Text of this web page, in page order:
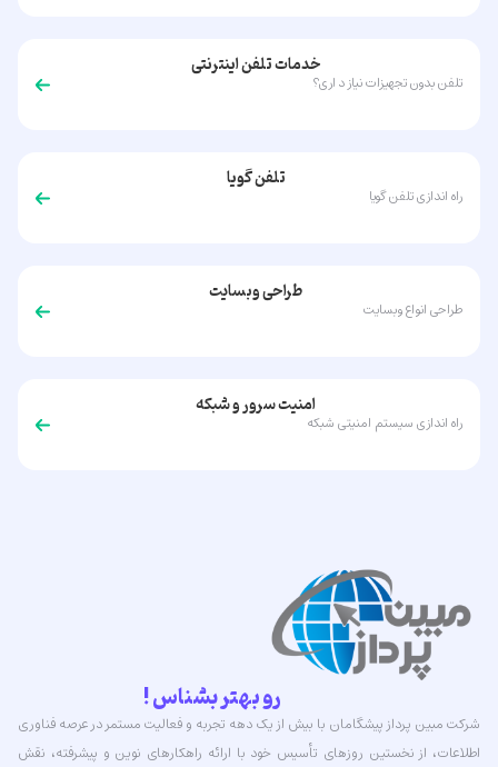
خدمات تلفن اینترنتی
تلفن بدون تجهیزات نیاز د اری؟
تلفن گویا
راه اندازی تلفن گویا
طراحی وبسایت
طراحی انواع وبسایت
امنیت سرور و شبکه
راه اندازی سیستم امنیتی شبکه
رو بهتر بشناس !
شرکت مبین پرداز پیشگامان با بیش از یک دهه تجربه و فعالیت مستمر در عرصه فناوری
اطلاعات، از نخستین روزهای تأسیس خود با ارائه راهکارهای نوین و پیشرفته، نقش